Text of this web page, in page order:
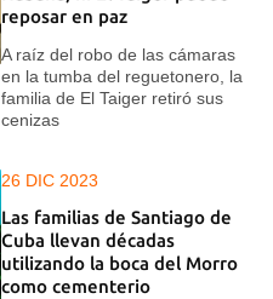
reposar en paz
A raíz del robo de las cámaras
en la tumba del reguetonero, la
familia de El Taiger retiró sus
cenizas
26 DIC 2023
Las familias de Santiago de
Cuba llevan décadas
utilizando la boca del Morro
como cementerio